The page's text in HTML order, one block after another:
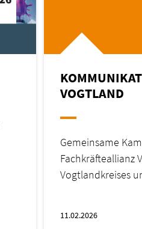
VOGTLAND
Gemeinsame
Fachkräfteallianz
Vogtlandkreises
11.02.2026